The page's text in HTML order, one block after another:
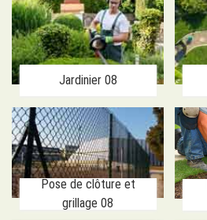
Jardinier 08
Pose de clôture et
grillage 08